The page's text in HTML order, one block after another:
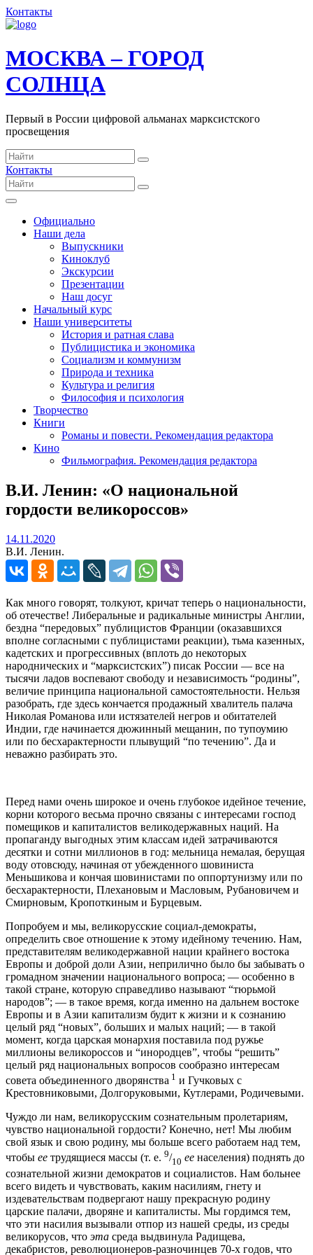
Контакты
МОСКВА – ГОРОД
СОЛНЦА
Первый в России цифровой альманах марксистского
просвещения
Контакты
Официально
Наши дела
Выпускники
Киноклуб
Экскурсии
Презентации
Наш досуг
Начальный курс
Наши университеты
История и ратная слава
Публицистика и экономика
Социализм и коммунизм
Природа и техника
Культура и религия
Философия и психология
Творчество
Книги
Романы и повести. Рекомендация редактора
Кино
Фильмография. Рекомендация редактора
В.И. Ленин: «О национальной
гордости великороссов»
14.11.202014.11.2020
В.И. Ленин.
Как много говорят, толкуют, кричат теперь о национальности,
об отечестве! Либеральные и радикальные министры Англии,
бездна “передовых” публицистов Франции (оказавшихся
вполне согласными с публицистами реакции), тьма казенных,
кадетских и прогрессивных (вплоть до некоторых
народнических и “марксистских”) писак России — все на
тысячи ладов воспевают свободу и независимость “родины”,
величие принципа национальной самостоятельности. Нельзя
разобрать, где здесь кончается продажный хвалитель палача
Николая Романова или истязателей негров и обитателей
Индии, где начинается дюжинный мещанин, по тупоумию
или по бесхарактерности плывущий “по течению”. Да и
неважно разбирать это.
Перед нами очень широкое и очень глубокое идейное течение,
корни которого весьма прочно связаны с интересами господ
помещиков и капиталистов великодержавных наций. На
пропаганду выгодных этим классам идей затрачиваются
десятки и сотни миллионов в год: мельница немалая, берущая
воду отовсюду, начиная от убежденного шовиниста
Меньшикова и кончая шовинистами по оппортунизму или по
бесхарактерности, Плехановым и Масловым, Рубановичем и
Смирновым, Кропоткиным и Бурцевым.
Попробуем и мы, великорусские социал-демократы,
определить свое отношение к этому идейному течению. Нам,
представителям великодержавной нации крайнего востока
Европы и доброй доли Азии, неприлично было бы забывать о
громадном значении национального вопроса; — особенно в
такой стране, которую справедливо называют “тюрьмой
народов”; — в такое время, когда именно на дальнем востоке
Европы и в Азии капитализм будит к жизни и к сознанию
целый ряд “новых”, больших и малых наций; — в такой
момент, когда царская монархия поставила под ружье
миллионы великороссов и “инородцев”, чтобы “решить”
целый ряд национальных вопросов сообразно интересам
совета объединенного дворянства 1 и Гучковых с
Крестовниковыми, Долгоруковыми, Кутлерами, Родичевыми.
Чуждо ли нам, великорусским сознательным пролетариям,
чувство национальной гордости? Конечно, нет! Мы любим
свой язык и свою родину, мы больше всего работаем над тем,
чтобы ее трудящиеся массы (т. е. 9/10 ее населения) поднять до
сознательной жизни демократов и социалистов. Нам больнее
всего видеть и чувствовать, каким насилиям, гнету и
издевательствам подвергают нашу прекрасную родину
царские палачи, дворяне и капиталисты. Мы гордимся тем,
что эти насилия вызывали отпор из нашей среды, из среды
великорусов, что эта среда выдвинула Радищева,
декабристов, революционеров-разночинцев 70-х годов, что